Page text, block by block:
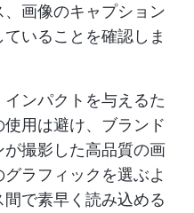
画像のキャプション
いることを確認しま
ンパクトを与えるた
用は避け、ブランド
撮影した高品質の画
ラフィックを選ぶよ
で素早く読み込める